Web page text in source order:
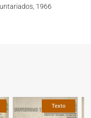
1966
Texto